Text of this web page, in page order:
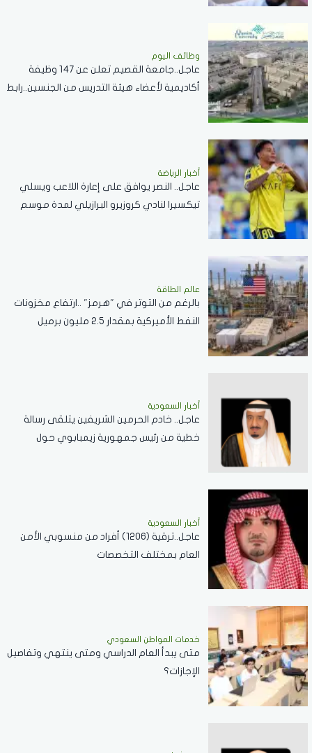
وظائف اليوم
عاجل..جامعة القصيم تعلن عن 147 وظيفة
أكاديمية لأعضاء هيئة التدريس من الجنسين..رابط
أخبار الرياضة
عاجل.. النصر يوافق على إعارة اللاعب ويسلي
تيكسيرا لنادي كروزيرو البرازيلي لمدة موسم
عالم الطاقة
بالرغم من التوتر في "هرمز" ..ارتفاع مخزونات
النفط الأميركية بمقدار 2.5 مليون برميل
أخبار السعودية
عاجل.. خادم الحرمين الشريفين يتلقى رسالة
خطية من رئيس جمهورية زيمبابوي حول
أخبار السعودية
عاجل..ترقية (1206) أفراد من منسوبي الأمن
العام بمختلف التخصصات
خدمات المواطن السعودي
‏متى يبدأ العام الدراسي ومتى ينتهي وتفاصيل
الإجازات؟